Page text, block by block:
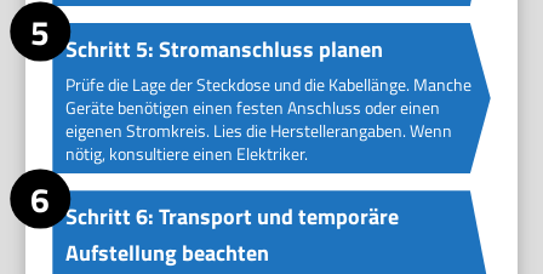
Schritt 5: Stromanschluss planen
Prüfe die Lage der Steckdose und die Kabellänge. Manche
Geräte benötigen einen festen Anschluss oder einen
eigenen Stromkreis. Lies die Herstellerangaben. Wenn
nötig, konsultiere einen Elektriker.
Schritt 6: Transport und temporäre
Aufstellung beachten